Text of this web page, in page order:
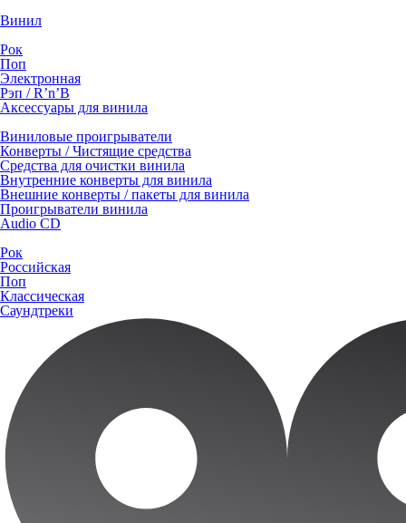
Винил
Рок
Поп
Электронная
Рэп / R’n’B
Аксессуары для винила
Виниловые проигрыватели
Конверты / Чистящие средства
Средства для очистки винила
Внутренние конверты для винила
Внешние конверты / пакеты для винила
Проигрыватели винила
Audio CD
Рок
Российская
Поп
Классическая
Саундтреки